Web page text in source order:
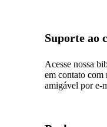
Suporte ao
Acesse nossa
em contato com
amigável por e-